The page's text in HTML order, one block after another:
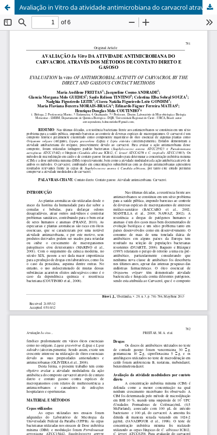
Avaliação in Vitro da atividade antimicrobiana do carvacrol através dos métodos de contato direto e gasoso